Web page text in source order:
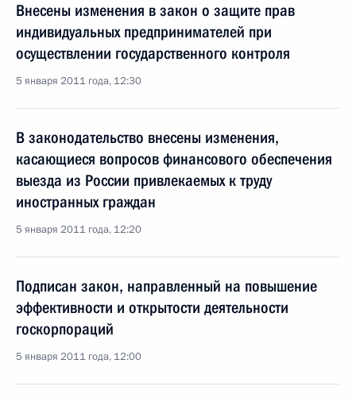
Внесены изменения в закон о защите прав
индивидуальных предпринимателей при
осуществлении государственного контроля
5 января 2011 года, 12:30
В законодательство внесены изменения,
касающиеся вопросов финансового обеспечения
выезда из России привлекаемых к труду
иностранных граждан
5 января 2011 года, 12:20
Подписан закон, направленный на повышение
эффективности и открытости деятельности
госкорпораций
5 января 2011 года, 12:00